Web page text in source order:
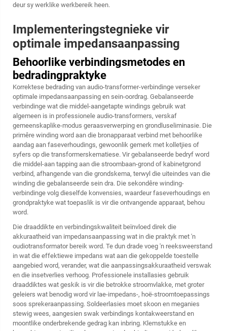
deur sy werklike werkbereik heen.
Implementeringstegnieke vir
optimale impedansaanpassing
Behoorlike verbindingsmetodes en
bedradingpraktyke
Korrektese bedrading van audio-transformer-verbindinge verseker
optimale impedansaanpassing en sein-oordrag. Gebalanseerde
verbindinge wat die middel-aangetapte windings gebruik wat
algemeen is in professionele audio-transformers, verskaf
gemeenskaplike-modus geraasverwerping en grondluseliminasie. Die
primêre winding word aan die bronapparaat verbind met behoorlike
aandag aan faseverhoudings, gewoonlik gemerk met kolletjies of
syfers op die transformerskematiese. Vir gebalanseerde bedryf word
die middel-aan tapping aan die stroombaan-grond of kabinetgrond
verbind, afhangende van die grondskema, terwyl die uiteindes van die
winding die gebalanseerde sein dra. Die sekondêre winding-
verbindinge volg dieselfde konvensies, waardeur faseverhoudings en
grondpraktyke wat toepaslik is vir die ontvangende apparaat, behou
word.
Die draaddikte en verbindingskwaliteit beïnvloed direk die
akkuraatheid van impedansaanpassing wat in die praktyk met 'n
oudiotransformator bereik word. Te dun drade voeg 'n reeksweerstand
in wat die effektiewe impedans wat aan die gekoppelde toestelle
aangebied word, verander, wat die aanpassingsakkuraatheid verswak
en die insetverlies verhoog. Professionele installasies gebruik
draaddiktes wat geskik is vir die betrokke stroomvlakke, met groter
geleiers wat benodig word vir lae-impedans-, hoë-stroomtoepassings
soos sprekeraanpassing. Soldeerlasies moet skoon en meganies
stewig wees, aangesien swak verbindings kontakweerstand en
moontlike onderbrekende gedrag kan inbring. Klemstukke en